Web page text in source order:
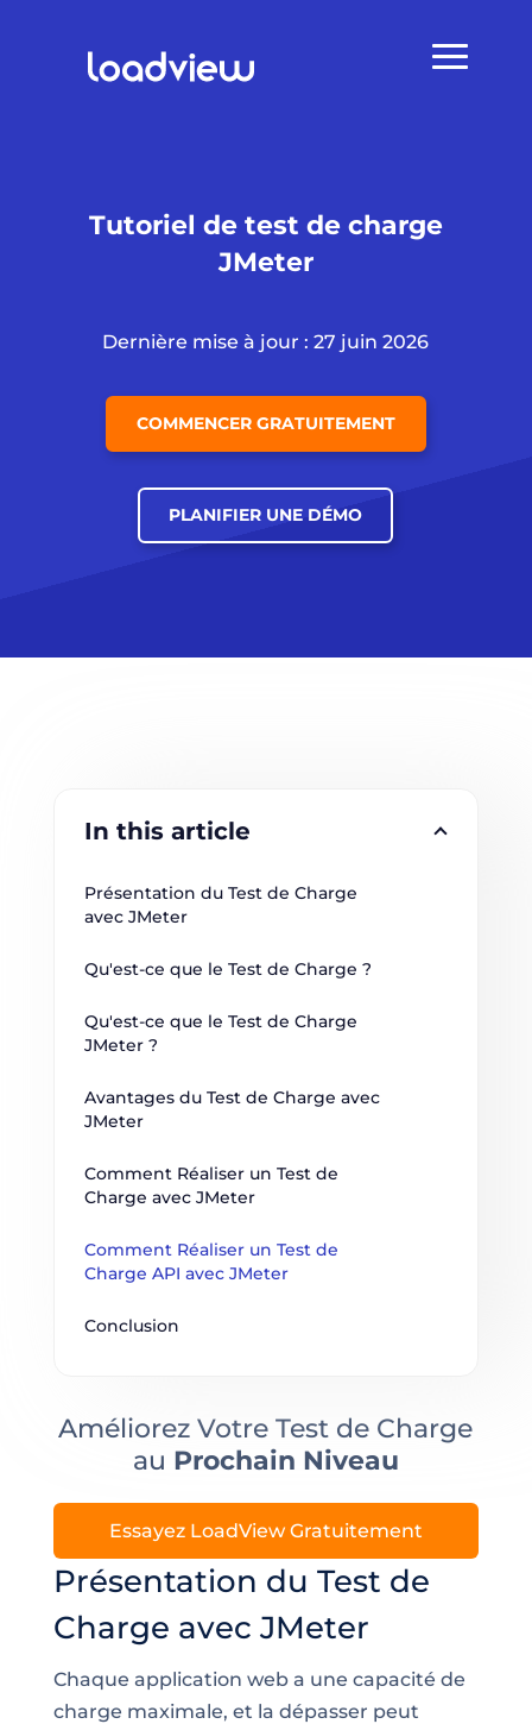
Tutoriel de test de charge
JMeter
Dernière mise à jour : 27 juin 2026
COMMENCER GRATUITEMENT
PLANIFIER UNE DÉMO
Présentation du Test de
Charge avec JMeter
Chaque application web a une capacité de
charge maximale, et la dépasser peut
In this article
Présentation du Test de Charge
avec JMeter
Qu'est-ce que le Test de Charge ?
Qu'est-ce que le Test de Charge
JMeter ?
Avantages du Test de Charge avec
JMeter
Comment Réaliser un Test de
Charge avec JMeter
Comment Réaliser un Test de
Charge API avec JMeter
Conclusion
Améliorez Votre Test de Charge
au Prochain Niveau
Essayez LoadView Gratuitement